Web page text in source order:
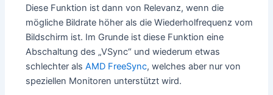
Diese Funktion ist dann von Relevanz, wenn die
mögliche Bildrate höher als die Wiederholfrequenz vom
Bildschirm ist. Im Grunde ist diese Funktion eine
Abschaltung des „VSync“ und wiederum etwas
schlechter alsAMD FreeSync, welches aber nur von
speziellen Monitoren unterstützt wird.